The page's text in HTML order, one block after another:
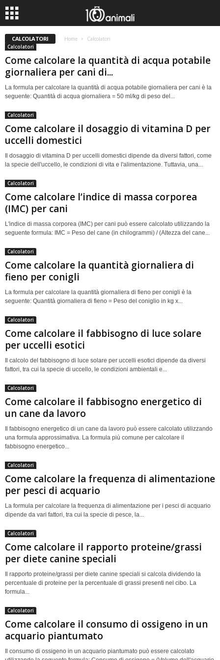
CALCOLATORI Home
Calcolatori
Calcolatori
Come calcolare la quantità di acqua potabile
giornaliera per cani di...
La formula per calcolare la quantità di acqua potabile giornaliera per cani è la
seguente: Quantità di acqua giornaliera = 50 ml/kg di peso del...
Calcolatori
Come calcolare il dosaggio di vitamina D per
uccelli domestici
Il dosaggio di vitamina D per uccelli domestici dipende da diversi fattori, come
la specie dell'uccello, le condizioni di vita e l'alimentazione. Tuttavia, una...
Calcolatori
Come calcolare l’indice di massa corporea
(IMC) per cani
L'indice di massa corporea (IMC) per cani può essere calcolato utilizzando la
seguente formula: IMC = Peso del cane (in chilogrammi) / (Altezza del cane...
Calcolatori
Come calcolare la quantità giornaliera di
fieno per conigli
La formula per calcolare la quantità giornaliera di fieno per conigli è la
seguente: Quantità giornaliera di fieno = Peso del coniglio in kg x...
Calcolatori
Come calcolare il fabbisogno di luce solare
per uccelli esotici
Il calcolo del fabbisogno di luce solare per uccelli esotici dipende da diversi
fattori, tra cui la specie di uccello, le condizioni ambientali e...
Calcolatori
Come calcolare il fabbisogno energetico di
un cane da lavoro
Il fabbisogno energetico di un cane da lavoro può essere calcolato utilizzando
una formula approssimativa. La formula più comune per calcolare il
fabbisogno energetico...
Calcolatori
Come calcolare la frequenza di alimentazione
per pesci di acquario
La formula per calcolare la frequenza di alimentazione per i pesci di acquario
dipende da vari fattori, tra cui la specie di pesce, la...
Calcolatori
Come calcolare il rapporto proteine/grassi
per diete canine speciali
Il rapporto proteine/grassi per diete canine speciali si calcola dividendo la
percentuale di proteine per la percentuale di grassi presenti nel cibo. La
formula...
Calcolatori
Come calcolare il consumo di ossigeno in un
acquario piantumato
Il consumo di ossigeno in un acquario piantumato può essere calcolato